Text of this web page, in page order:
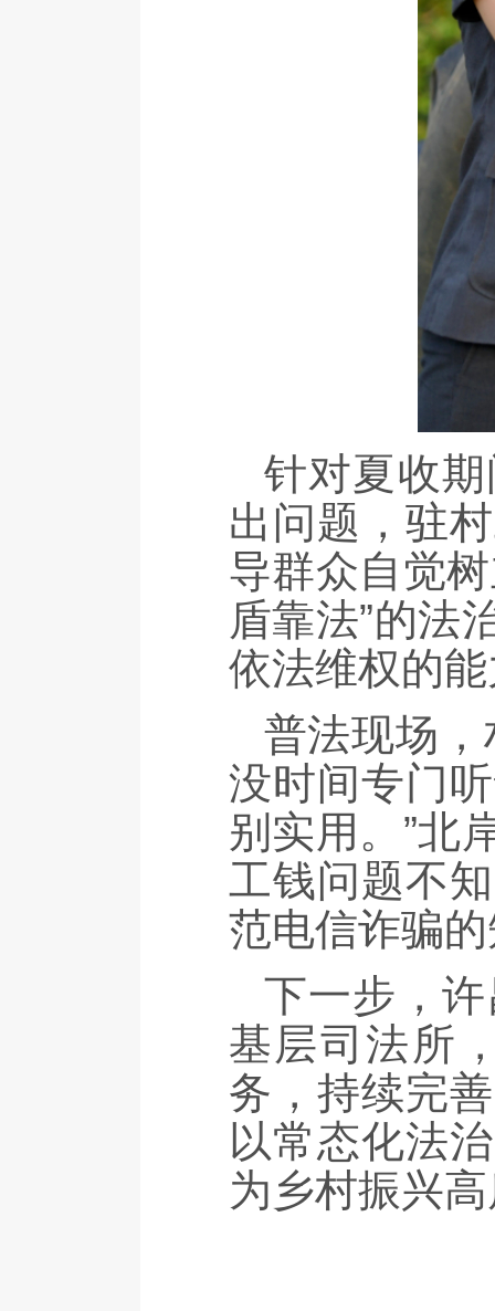
针对夏收
出问题，驻
导群众自觉
盾靠法”的法
依法维权的
普法现场
没时间专门
别实用。”北
工钱问题不
范电信诈骗
下一步，
基层司法所
务，持续完
以常态化法
为乡村振兴